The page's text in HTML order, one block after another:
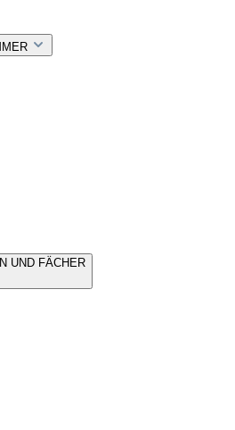
UND FÄCHER